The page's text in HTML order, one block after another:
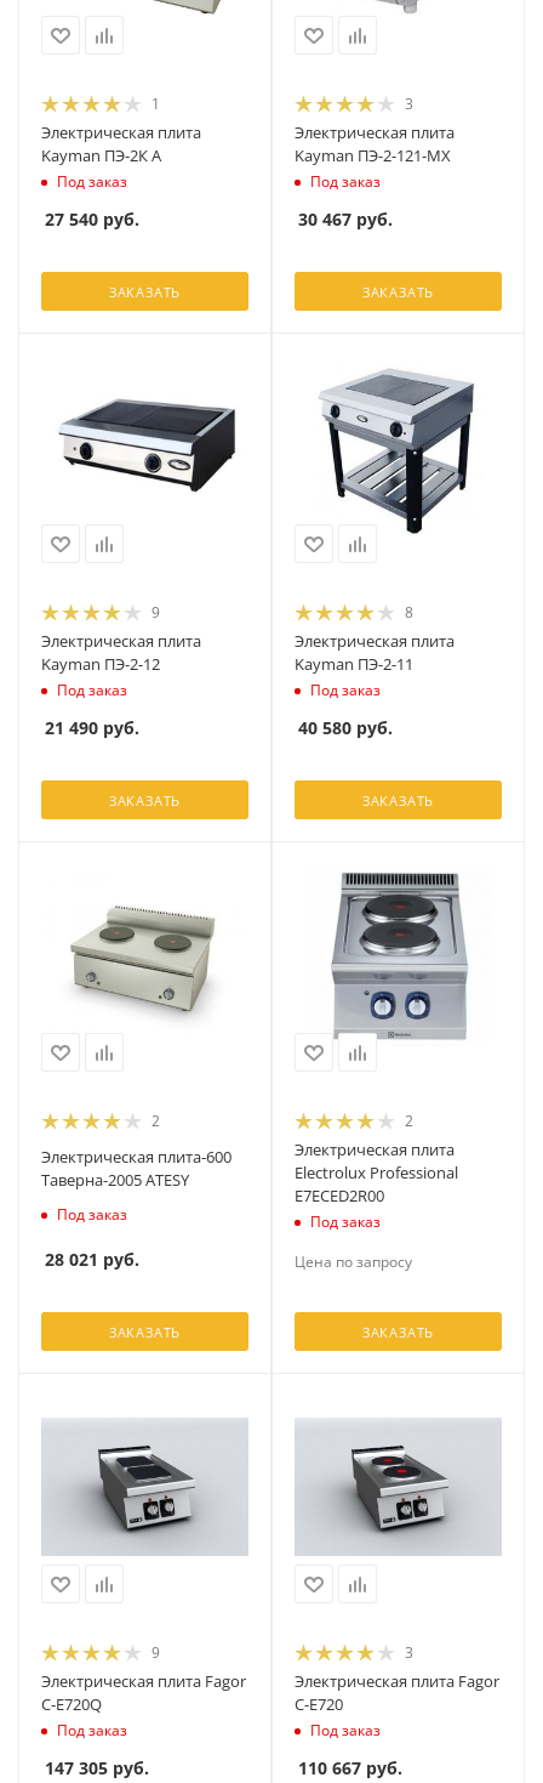
1
Электрическая плита
Kayman ПЭ-2К А
Под заказ
27 540 руб.
ЗАКАЗАТЬ
3
Электрическая плита
Kayman ПЭ-2-121-МХ
Под заказ
30 467 руб.
ЗАКАЗАТЬ
9
Электрическая плита
Kayman ПЭ-2-12
Под заказ
21 490 руб.
ЗАКАЗАТЬ
8
Электрическая плита
Kayman ПЭ-2-11
Под заказ
40 580 руб.
ЗАКАЗАТЬ
2
Электрическая плита-600
Таверна-2005 ATESY
Под заказ
28 021 руб.
ЗАКАЗАТЬ
2
Электрическая плита
Electrolux Professional
E7ECED2R00
Под заказ
Цена по запросу
ЗАКАЗАТЬ
9
Электрическая плита Fagor
C-E720Q
Под заказ
147 305 руб.
3
Электрическая плита Fagor
C-E720
Под заказ
110 667 руб.